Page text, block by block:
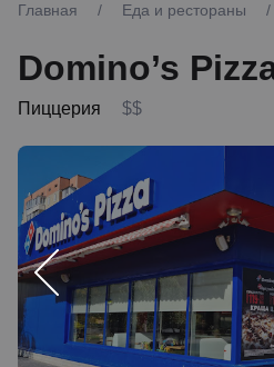
Главная / Еда и рестораны
Domino’s
Пиццерия $$